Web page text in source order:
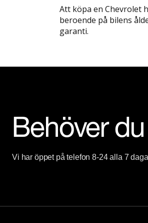
Att köpa en Chevrolet
beroende på bilens
garanti.
Behöver
Vi har öppet på telefon 8-24 alla 7